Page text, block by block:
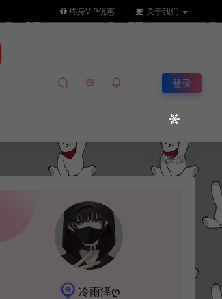
终身VIP优惠 关于我们
登录
我要投稿
冷雨泽ღ